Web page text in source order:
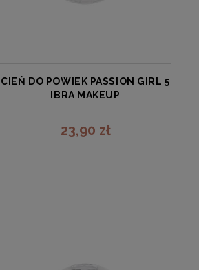
CIEŃ DO POWIEK PASSION GIRL 5
IBRA MAKEUP
IBRA
23,90 zł